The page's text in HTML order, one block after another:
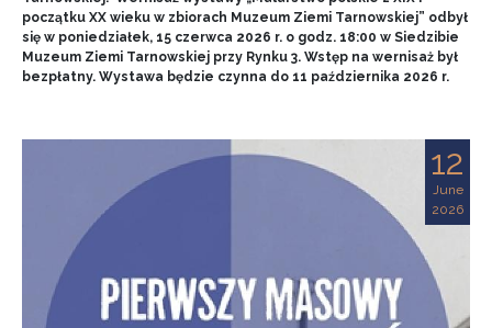
początku XX wieku w zbiorach Muzeum Ziemi Tarnowskiej” odbył
się w poniedziałek, 15 czerwca 2026 r. o godz. 18:00 w Siedzibie
Muzeum Ziemi Tarnowskiej przy Rynku 3. Wstęp na wernisaż był
bezpłatny. Wystawa będzie czynna do 11 października 2026 r.
12
June
2026